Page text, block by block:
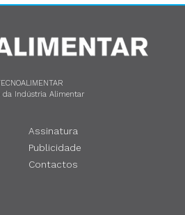
da Indústria Alimentar
Assinatura
Publicidade
Contactos